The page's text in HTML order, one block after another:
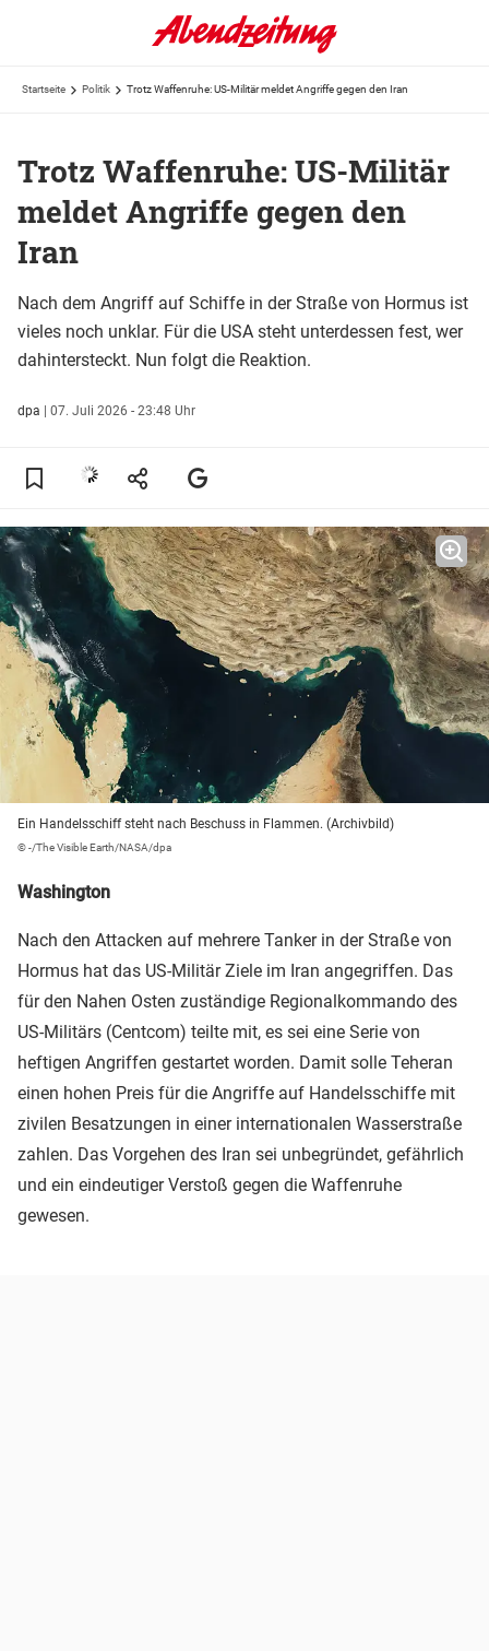
Startseite Politik Trotz Waffenruhe: US-Militär meldet Angriffe gegen den Iran
Trotz Waffenruhe: US-Militär
meldet Angriffe gegen den
Iran
Nach dem Angriff auf Schiffe in der Straße von Hormus ist
vieles noch unklar. Für die USA steht unterdessen fest, wer
dahintersteckt. Nun folgt die Reaktion.
dpa | 07. Juli 2026 - 23:48 Uhr
Ein Handelsschiff steht nach Beschuss in Flammen. (Archivbild)
© -/The Visible Earth/NASA/dpa
Washington
Nach den Attacken auf mehrere Tanker in der Straße von
Hormus hat das US-Militär Ziele im Iran angegriffen. Das
für den Nahen Osten zuständige Regionalkommando des
US-Militärs (Centcom) teilte mit, es sei eine Serie von
heftigen Angriffen gestartet worden. Damit solle Teheran
einen hohen Preis für die Angriffe auf Handelsschiffe mit
zivilen Besatzungen in einer internationalen Wasserstraße
zahlen. Das Vorgehen des Iran sei unbegründet, gefährlich
und ein eindeutiger Verstoß gegen die Waffenruhe
gewesen.